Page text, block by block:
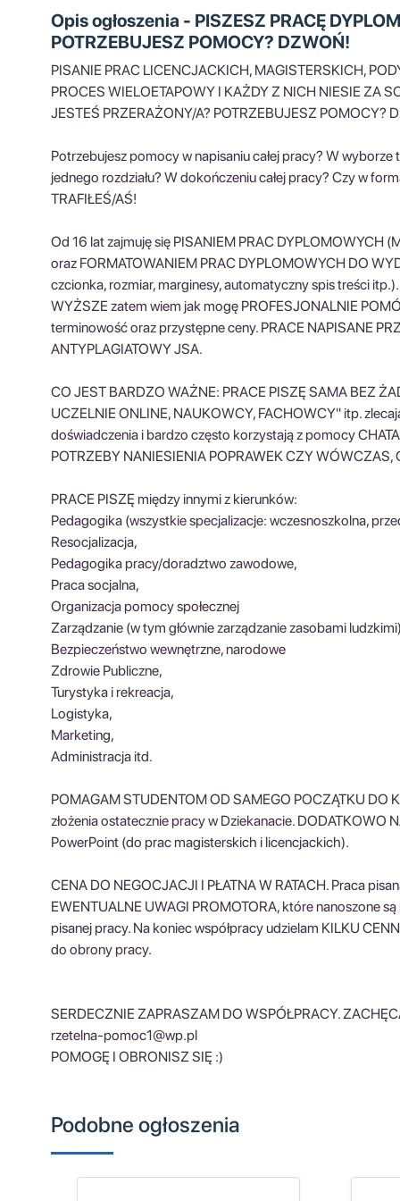
Opis ogłoszenia - PISZESZ PRACĘ
POTRZEBUJESZ POMOCY? DZWOŃ!
PISANIE PRAC LICENCJACKICH, MAGISTERSKICH,
PROCES WIELOETAPOWY I KAŻDY Z NICH NIESIE ZA
JESTEŚ PRZERAŻONY/A? POTRZEBUJESZ POMOCY?
Potrzebujesz pomocy w napisaniu całej pracy? W
jednego rozdziału? W dokończeniu całej pracy? Czy w
TRAFIŁEŚ/AŚ!
Od 16 lat zajmuję się PISANIEM PRAC DYPLOMOWYCH
oraz FORMATOWANIEM PRAC DYPLOMOWYCH DO
czcionka, rozmiar, marginesy, automatyczny spis treści
WYŻSZE zatem wiem jak mogę PROFESJONALNIE
terminowość oraz przystępne ceny. PRACE NAPISANE
ANTYPLAGIATOWY JSA.
CO JEST BARDZO WAŻNE: PRACE PISZĘ SAMA BEZ
UCZELNIE ONLINE, NAUKOWCY, FACHOWCY" itp.
doświadczenia i bardzo często korzystają z pomocy
POTRZEBY NANIESIENIA POPRAWEK CZY WÓWCZAS,
PRACE PISZĘ między innymi z kierunków:
Pedagogika (wszystkie specjalizacje: wczesnoszkolna,
Resocjalizacja,
Pedagogika pracy/doradztwo zawodowe,
Praca socjalna,
Organizacja pomocy społecznej
Zarządzanie (w tym głównie zarządzanie zasobami
Bezpieczeństwo wewnętrzne, narodowe
Zdrowie Publiczne,
Turystyka i rekreacja,
Logistyka,
Marketing,
Administracja itd.
POMAGAM STUDENTOM OD SAMEGO POCZĄTKU
złożenia ostatecznie pracy w Dziekanacie.
PowerPoint (do prac magisterskich i licencjackich).
CENA DO NEGOCJACJI I PŁATNA W RATACH. Praca
EWENTUALNE UWAGI PROMOTORA, które nanoszone
pisanej pracy. Na koniec współpracy udzielam KILKU
do obrony pracy.
SERDECZNIE ZAPRASZAM DO WSPÓŁPRACY.
rzetelna-pomoc1@wp.pl
POMOGĘ I OBRONISZ SIĘ :)
Podobne ogłoszenia